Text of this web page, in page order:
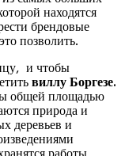
находятся
брендовые
позволить.
и чтобы
виллу Боргезе.
общей площадью
природа и
деревьев и